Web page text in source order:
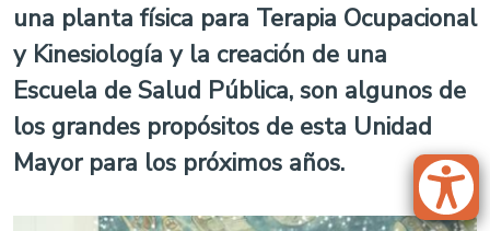
una planta física para Terapia Ocupacional
y Kinesiología y la creación de una
Escuela de Salud Pública, son algunos de
los grandes propósitos de esta Unidad
Mayor para los próximos años.